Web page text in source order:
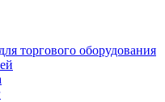
торгового оборудования